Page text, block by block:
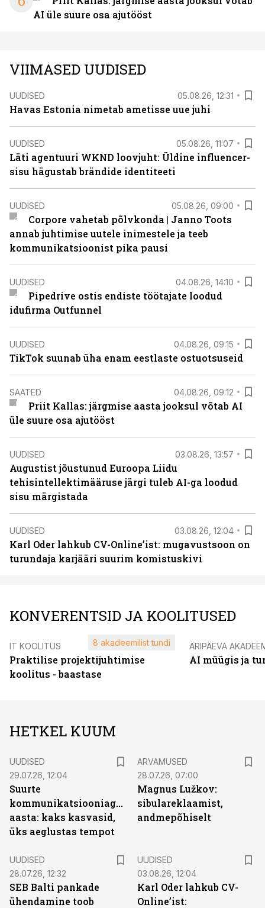
AI üle suure osa ajutööst
VIIMASED UUDISED
UUDISED 05.08.26, 12:31
Havas Estonia nimetab ametisse uue juhi
UUDISED 05.08.26, 11:07
Läti agentuuri WKND loovjuht: Üldine influencer-
sisu hägustab brändide identiteeti
UUDISED 05.08.26, 09:00
Corpore vahetab põlvkonda | Janno Toots
annab juhtimise uutele inimestele ja teeb
kommunikatsioonist pika pausi
UUDISED 04.08.26, 14:10
Pipedrive ostis endiste töötajate loodud
idufirma Outfunnel
UUDISED 04.08.26, 09:15
TikTok suunab üha enam eestlaste ostuotsuseid
SAATED 04.08.26, 09:12
Priit Kallas: järgmise aasta jooksul võtab AI
üle suure osa ajutööst
UUDISED 03.08.26, 13:57
Augustist jõustunud Euroopa Liidu
tehisintellektimääruse järgi tuleb AI-ga loodud
sisu märgistada
UUDISED 03.08.26, 12:04
Karl Oder lahkub CV-Online’ist: mugavustsoon on
turundaja karjääri suurim komistuskivi
KONVERENTSID JA KOOLITUSED
IT KOOLITUS
Praktilise projektijuhtimise
koolitus - baastase
8 akadeemilist tundi ÄRIPÄEVA
AI müügis ja
HETKEL KUUM
UUDISED
29.07.26, 12:04
Suurte
kommunikatsiooniagentuuride
aasta: kaks kasvasid,
üks aeglustas tempot
ARVAMUSED
28.07.26, 07:00
Magnus Lužkov:
sibulareklaamist,
andmepõhiselt
UUDISED
28.07.26, 12:32
SEB Balti pankade
ühendamine toob
UUDISED
03.08.26, 12:04
Karl Oder lahkub CV-
Online’ist: